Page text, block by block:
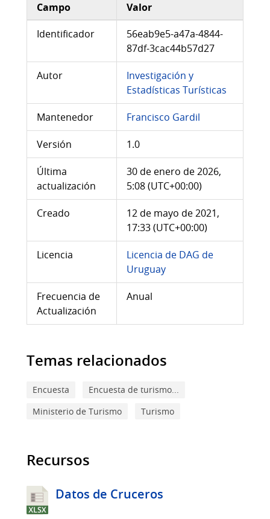
Campo
Valor
Identificador
56eab9e5-a47a-4844-
87df-3cac44b57d27
Autor
Investigación y
Estadísticas Turísticas
Mantenedor Francisco Gardil
Versión 1.0
Última
actualización
30 de enero de 2026,
5:08 (UTC+00:00)
Creado
12 de mayo de 2021,
17:33 (UTC+00:00)
Licencia
Licencia de DAG de
Uruguay
Frecuencia de
Actualización
Anual
Temas relacionados
Encuesta
Encuesta de turismo...
Ministerio de Turismo
Turismo
Recursos
Datos de Cruceros